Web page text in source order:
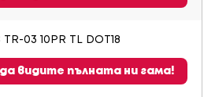
TR-03 10PR TL DOT18
видите пълната ни гама!